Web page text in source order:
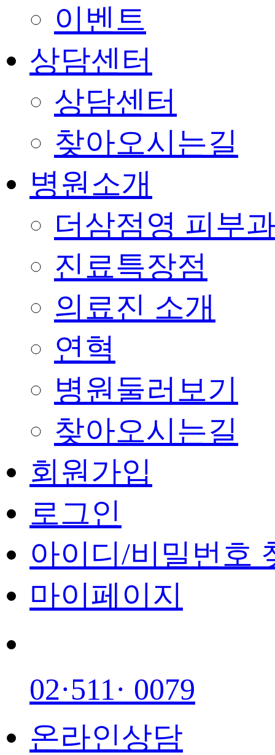
이벤트
상담센터
상담센터
찾아오시는길
병원소개
더삼점영 피부
진료특장점
의료진 소개
연혁
병원둘러보기
찾아오시는길
회원가입
로그인
아이디/비밀번호
마이페이지
02·511· 0079
온라인상담